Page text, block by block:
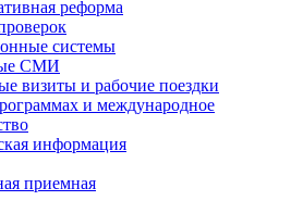
реформа
системы
СМИ
визиты и рабочие поездки
и международное
информация
приемная